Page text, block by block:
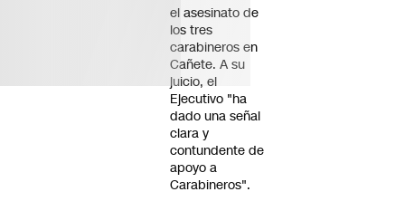
el asesinato de
los tres
carabineros en
Cañete. A su
juicio, el
Ejecutivo "ha
dado una señal
clara y
contundente de
apoyo a
Carabineros".